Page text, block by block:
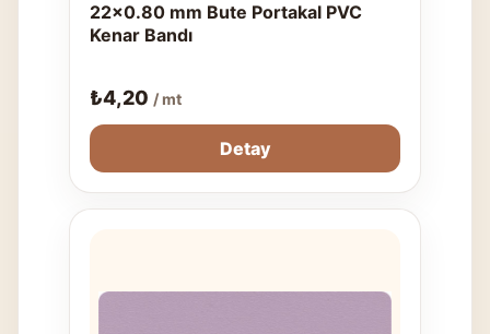
22x0.80 mm Bute Portakal PVC
Kenar Bandı
₺4,20 / mt
Detay